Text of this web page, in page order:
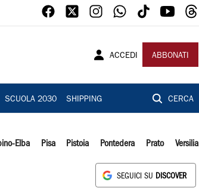
ACCEDI ABBONATI
SCUOLA 2030 SHIPPING CERCA
Elba Pisa Pistoia Pontedera Prato Versilia
SEGUICI SU DISCOVER